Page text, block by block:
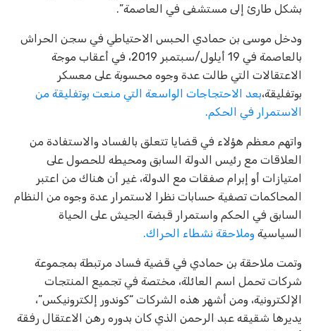
بشكل طارئ إلى مستشفى في العاصمة”.
ودخل موسى بن حمادي الحبس الاحتياطي في سجن الحراش
بالعاصمة في 19 أيلول/سبتمبر 2019، في أعقاب موجة
الاعتقالات التي طالت عدة وجوه محسوبة على معسكر
بوتفليقة،بعد الاحتجاجات الواسعة التي منعت بوتفليقة من
الاستمرار في الحكم.
واتهم معظم هؤلاء في قضايا تتعلق بالفساد والاستفادة من
العلاقات مع رئيس الدولة السابق ومحيطه للحصول على
امتيازات أو إبرام صفقات مع الدولة، غير أن هناك من اعتبر
المحاكمات تصفية حسابات نظرا لاستمرار عدة وجوه من النظام
السابق في الحكم واستمرار قبضة الجيش على الحياة
السياسية وملاحقة نشطاء الحراك.
وتمت ملاحقة بن حمادي في قضية فساد مرتبطة بمجموعة
شركات تحمل اسم العائلة، مختصة في تجميع المنتجات
الإلكترونية، ومن أشهر هذه الشركات “كوندور إلكترونيكس”،
يديرها شقيقه عبد الرحمن الذي كان بدوره رهن الاعتقال رفقة